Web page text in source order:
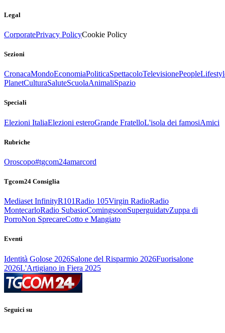
Legal
CorporatePrivacy PolicyCookie Policy
Sezioni
CronacaMondoEconomiaPoliticaSpettacoloTelevisionePeople
PlanetCulturaSaluteScuolaAnimaliSpazio
Speciali
Elezioni ItaliaElezioni esteroGrande FratelloL'isola dei famosiAmici
Rubriche
Oroscopo#tgcom24amarcord
Tgcom24 Consiglia
Mediaset InfinityR101Radio 105Virgin RadioRadio
MontecarloRadio SubasioComingsoonSuperguidatvZuppa di
PorroNon SprecareCotto e Mangiato
Eventi
Identità Golose 2026Salone del Risparmio 2026Fuorisalone
2026L'Artigiano in Fiera 2025
Seguici su